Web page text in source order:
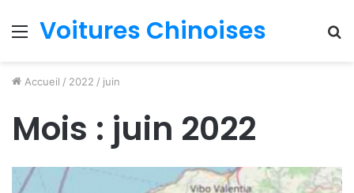
Menu
Voitures Chinoises
Accueil / 2022 / juin
Mois : juin 2022